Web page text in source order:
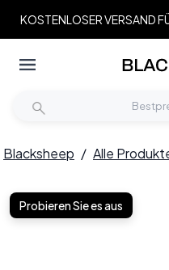
KOSTENLOSER VERSAND
Blacksheep / Alle
Probieren Sie es aus